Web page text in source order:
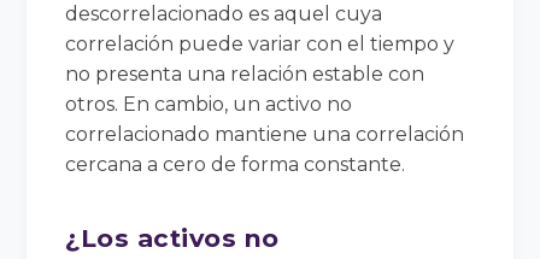
descorrelacionado es aquel cuya
correlación puede variar con el tiempo y
no presenta una relación estable con
otros. En cambio, un activo no
correlacionado mantiene una correlación
cercana a cero de forma constante.
¿Los activos no